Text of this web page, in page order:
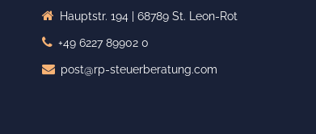
Hauptstr. 194 | 68789 St. Leon-Rot
+49 6227 89902 0
post@rp-steuerberatung.com